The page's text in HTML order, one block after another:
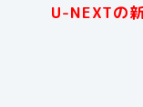
U-NEXTの